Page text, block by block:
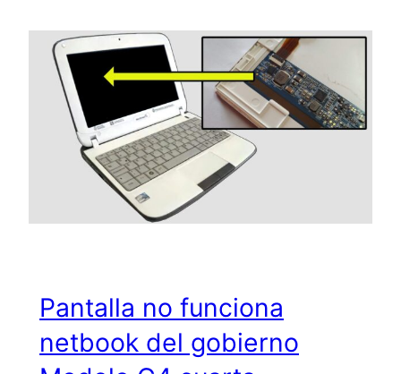
Pantalla no funciona
netbook del gobierno